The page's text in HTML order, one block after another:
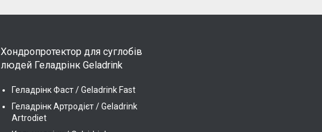
Хондропротектор для суглобів
людей Геладрінк Geladrink
Геладрінк Фаст / Geladrink Fast
Геладрінк Артродієт / Geladrink
Artrodiet